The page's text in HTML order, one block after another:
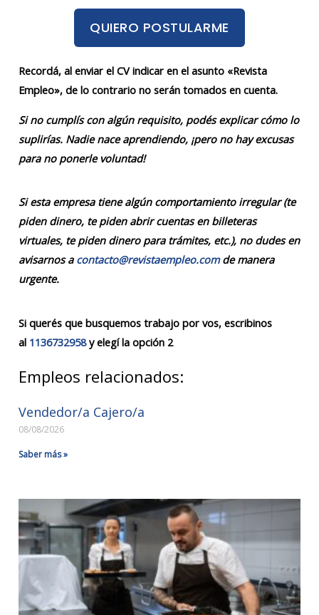
QUIERO POSTULARME
Recordá, al enviar el CV indicar en el asunto «Revista
Empleo», de lo contrario no serán tomados en cuenta.
Si no cumplís con algún requisito, podés explicar cómo lo
suplirías. Nadie nace aprendiendo, ¡pero no hay excusas
para no ponerle voluntad!
Si esta empresa tiene algún comportamiento irregular (te
piden dinero, te piden abrir cuentas en billeteras
virtuales, te piden dinero para trámites, etc.), no dudes en
avisarnos a contacto@revistaempleo.comde manera
urgente.
Si querés que busquemos trabajo por vos, escribinos
al 1136732958y elegí la opción 2
Empleos relacionados:
Vendedor/a Cajero/a
08/08/2026
Saber más »